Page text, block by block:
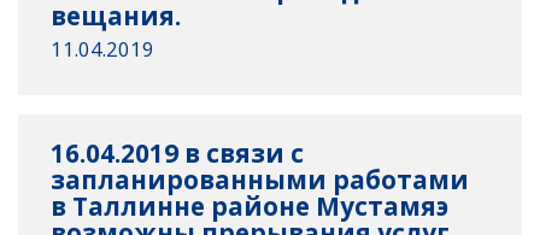
вещания.
11.04.2019
16.04.2019 в связи с
запланированными работами
в Таллинне районе Мустамяэ